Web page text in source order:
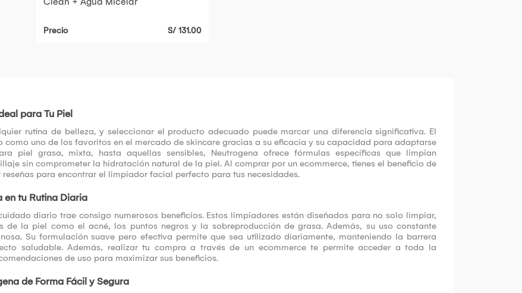
Precio S/ 131.00
para Tu Piel
rutina de belleza, y seleccionar el producto adecuado puede marcar una diferencia significativa. El
como uno de los favoritos en el mercado de skincare gracias a su eficacia y su capacidad para adaptarse
piel grasa, mixta, hasta aquellas sensibles, Neutrogena ofrece fórmulas específicas que limpian
sin comprometer la hidratación natural de la piel. Al comprar por un ecommerce, tienes el beneficio de
para encontrar el limpiador facial perfecto para tus necesidades.
en tu Rutina Diaria
diario trae consigo numerosos beneficios. Estos limpiadores están diseñados para no solo limpiar,
la piel como el acné, los puntos negros y la sobreproducción de grasa. Además, su uso constante
Su formulación suave pero efectiva permite que sea utilizado diariamente, manteniendo la barrera
saludable. Además, realizar tu compra a través de un ecommerce te permite acceder a toda la
de uso para maximizar sus beneficios.
de Forma Fácil y Segura